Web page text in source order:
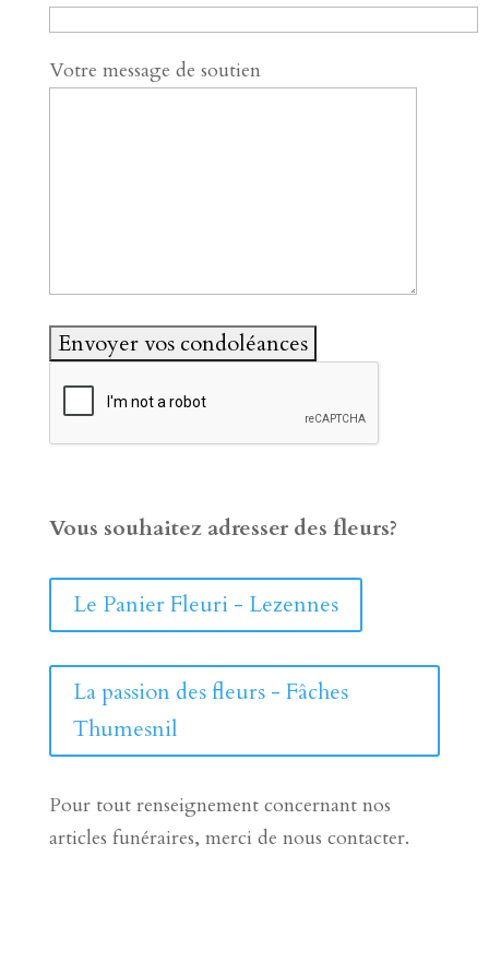
Votre message de soutien
Vous souhaitez adresser des fleurs?
Le Panier Fleuri - Lezennes
La passion des fleurs - Fâches
Thumesnil
Pour tout renseignement concernant nos
articles funéraires, merci de nous contacter.